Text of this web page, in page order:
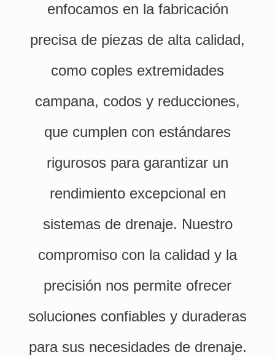
enfocamos en la fabricación
precisa de piezas de alta calidad,
como coples extremidades
campana, codos y reducciones,
que cumplen con estándares
rigurosos para garantizar un
rendimiento excepcional en
sistemas de drenaje. Nuestro
compromiso con la calidad y la
precisión nos permite ofrecer
soluciones confiables y duraderas
para sus necesidades de drenaje.